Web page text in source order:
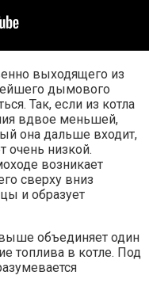
выходящего из
дымового
Так, если из котла
вдвое меньшей,
она дальше входит,
очень низкой.
возникает
сверху вниз
и образует
объединяет один
топлива в котле. Под